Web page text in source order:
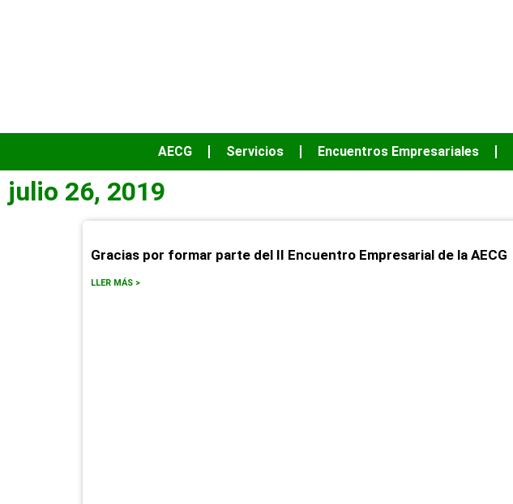
AECG Servicios Encuentros Empresariales
julio 26, 2019
Gracias por formar parte del II Encuentro Empresarial de la AECG
LLER MÁS >